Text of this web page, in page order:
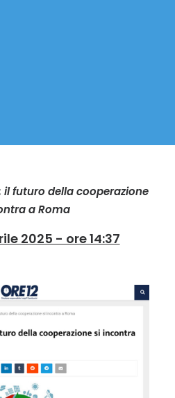
il futuro della cooperazione
a Roma
2025 - ore 14:37